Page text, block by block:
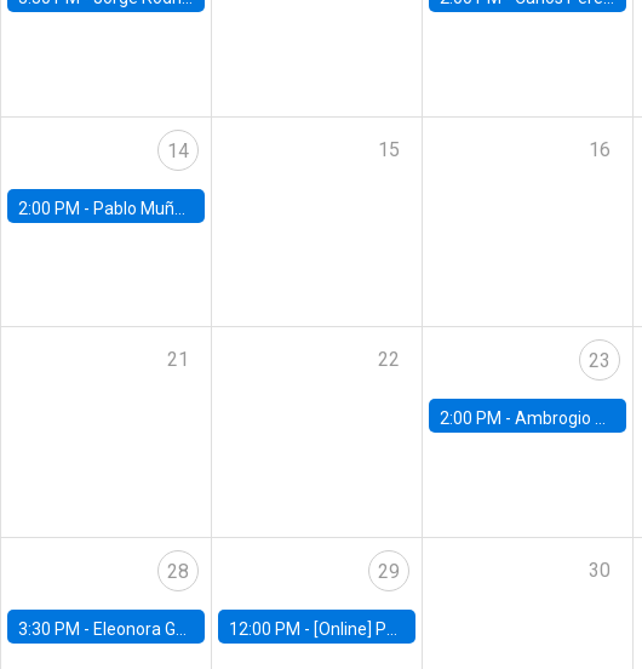
14
2:00 PM - Pablo Muñoz, Universidad de Chile
15 16
21 22 23
2:00 PM - Ambrogio Cesa-Bianchi, Bank of England
28
3:30 PM - Eleonora Guarnieri, Exeter University
29
12:00 PM - [Online] Pablo Slutzky, University of Maryland
30